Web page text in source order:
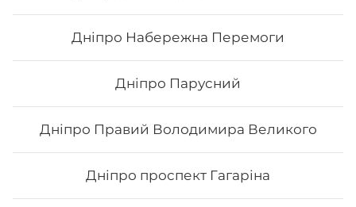
Дніпро Набережна Перемоги
Дніпро Парусний
Дніпро Правий Володимира Великого
Дніпро проспект Гагаріна
Туна тобіко Deluxe
Склад: рис, норі, сир філадельфія, авокадо, сурімі, ікра
275₴